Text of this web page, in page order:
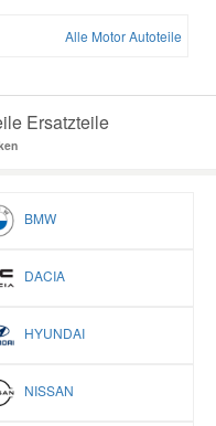
Alle Motor Autoteile
Ersatzteile
BMW
DACIA
HYUNDAI
NISSAN